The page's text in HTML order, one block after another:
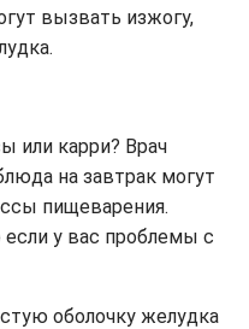
вызвать изжогу,
или карри? Врач
на завтрак могут
пищеварения.
у вас проблемы с
оболочку желудка